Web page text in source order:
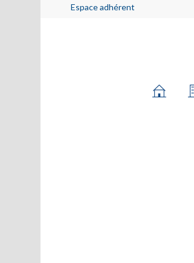
Espace adhérent